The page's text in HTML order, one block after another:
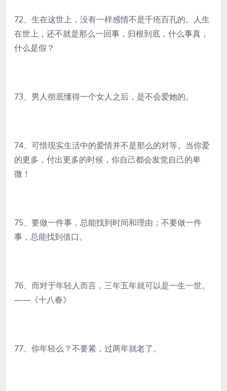
72、生在这世上，没有一样感情不是千疮百孔的。人生
在世上，还不就是那么一回事，归根到底，什么事真，
什么是假？
73、男人彻底懂得一个女人之后，是不会爱她的。
74、可惜现实生活中的爱情并不是那么的对等。当你爱
的更多，付出更多的时候，你自己都会发觉自己的卑
微！
75、要做一件事，总能找到时间和理由；不要做一件
事，总能找到借口。
76、而对于年轻人而言，三年五年就可以是一生一世。
——《十八春》
77、你年轻么？不要紧，过两年就老了。